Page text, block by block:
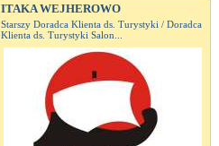
ITAKA WEJHEROWO
Starszy Doradca Klienta ds. Turystyki / Doradca
Klienta ds. Turystyki Salon...